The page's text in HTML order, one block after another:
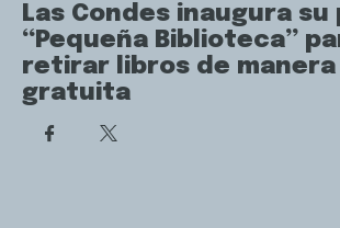
Las Condes inaugura
“Pequeña Biblioteca”
retirar libros de manera
gratuita